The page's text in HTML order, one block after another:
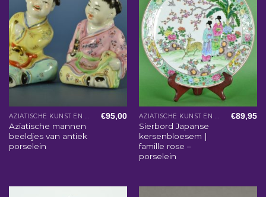
AZIATISCHE KUNST EN WOONACCESSOIRES
Aziatische mannen
beeldjes van antiek
porselein
€95,00 AZIATISCHE KUNST EN WOONACCESSOIRES
Sierbord Japanse
kersenbloesem |
famille rose –
porselein
€89,95